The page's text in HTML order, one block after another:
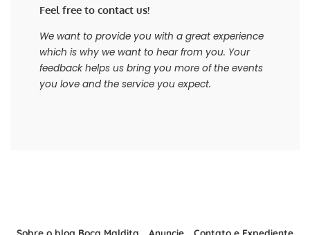
Feel free to contact us!
We want to provide you with a great experience
which is why we want to hear from you. Your
feedback helps us bring you more of the events
you love and the service you expect.
Sobre o blog Boca Maldita Anuncie Contato e Expediente